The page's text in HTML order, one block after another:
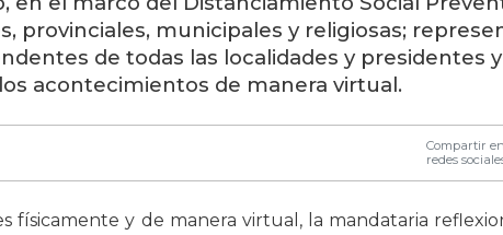
provinciales, municipales y religiosas;
de todas las localidades y presidentes
acontecimientos de manera virtual.
Compartir en
redes
físicamente y de manera virtual, la mandataria